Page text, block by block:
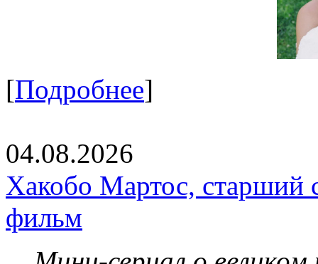
[Подробнее]
04.08.2026
Хакобо Мартос, старший
фильм